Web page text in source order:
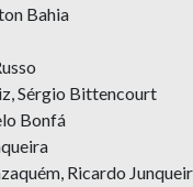
Bahia
Sérgio Bittencourt
Bonfá
Ricardo